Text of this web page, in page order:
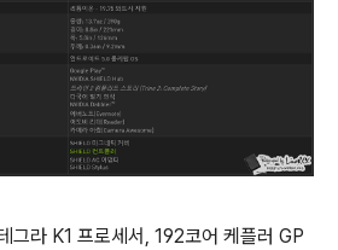
그라 K1 프로세서, 192코어 케플러 GP